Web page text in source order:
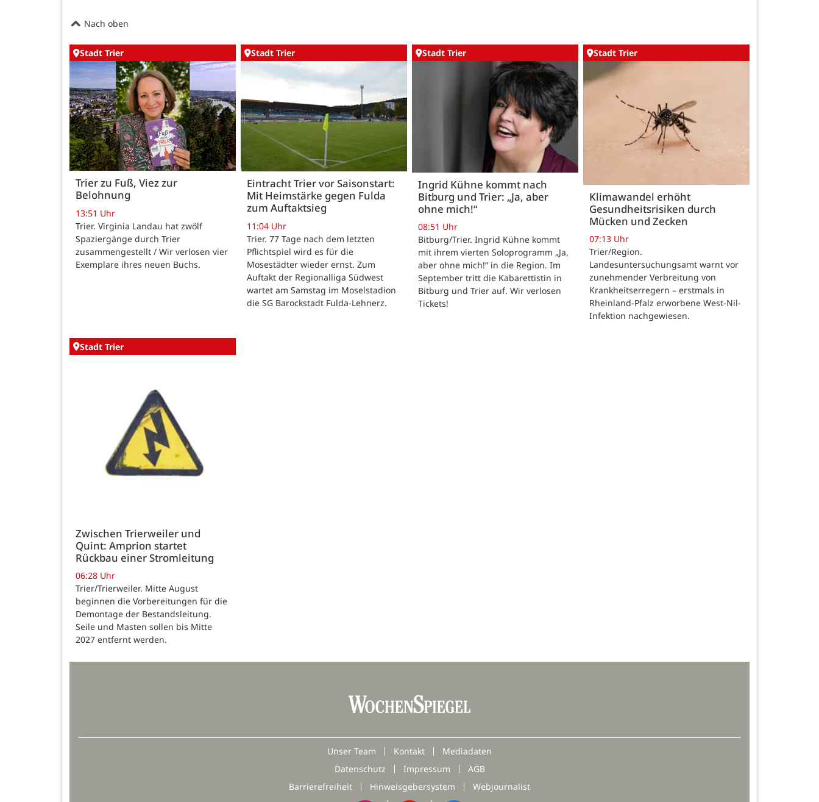
Nach oben
Stadt Trier
Trier zu Fuß, Viez zur
Belohnung
13:51 Uhr
Trier. Virginia Landau hat zwölf
Spaziergänge durch Trier
zusammengestellt / Wir verlosen vier
Exemplare ihres neuen Buchs.
Stadt Trier
Eintracht Trier vor Saisonstart:
Mit Heimstärke gegen Fulda
zum Auftaktsieg
11:04 Uhr
Trier. 77 Tage nach dem letzten
Pflichtspiel wird es für die
Mosestädter wieder ernst. Zum
Auftakt der Regionalliga Südwest
wartet am Samstag im Moselstadion
die SG Barockstadt Fulda-Lehnerz.
Stadt Trier
Ingrid Kühne kommt nach
Bitburg und Trier: „Ja, aber
ohne mich!“
08:51 Uhr
Bitburg/Trier. Ingrid Kühne kommt
mit ihrem vierten Soloprogramm „Ja,
aber ohne mich!“ in die Region. Im
September tritt die Kabarettistin in
Bitburg und Trier auf. Wir verlosen
Tickets!
Stadt Trier
Klimawandel erhöht
Gesundheitsrisiken durch
Mücken und Zecken
07:13 Uhr
Trier/Region.
Landesuntersuchungsamt warnt vor
zunehmender Verbreitung von
Krankheitserregern – erstmals in
Rheinland-Pfalz erworbene West-Nil-
Infektion nachgewiesen.
Stadt Trier
Zwischen Trierweiler und
Quint: Amprion startet
Rückbau einer Stromleitung
06:28 Uhr
Trier/Trierweiler. Mitte August
beginnen die Vorbereitungen für die
Demontage der Bestandsleitung.
Seile und Masten sollen bis Mitte
2027 entfernt werden.
Unser Team Kontakt
Mediadaten
Datenschutz
Impressum
AGB
Barrierefreiheit
Hinweisgebersystem Webjournalist